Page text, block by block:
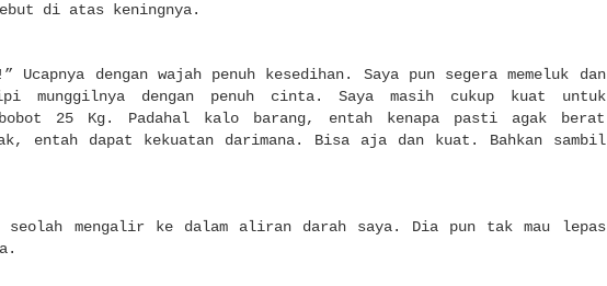
di atas keningnya.
Ucapnya dengan wajah penuh kesedihan. Saya pun segera memeluk dan
munggilnya dengan penuh cinta. Saya masih cukup kuat untuk
25 Kg. Padahal kalo barang, entah kenapa pasti agak berat
entah dapat kekuatan darimana. Bisa aja dan kuat. Bahkan sambil
seolah mengalir ke dalam aliran darah saya. Dia pun tak mau lepas